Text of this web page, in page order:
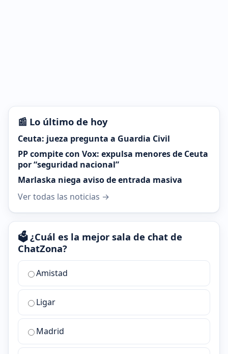
📰 Lo último de hoy
Ceuta: jueza pregunta a Guardia Civil
PP compite con Vox: expulsa menores de Ceuta
por “seguridad nacional”
Marlaska niega aviso de entrada masiva
Ver todas las noticias →
🗳️ ¿Cuál es la mejor sala de chat de
ChatZona?
¿Cuál
la
mejor
sala
chat
Amistad
Ligar
Madrid